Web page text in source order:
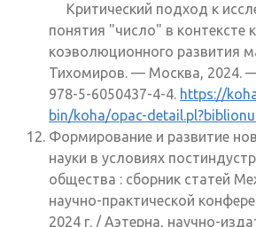
Критический подход к
понятия "число" в контексте
коэволюционного развития
Тихомиров. — Москва, 2024.
978-5-6050437-4-4. https://
bin/koha/opac-
Формирование и развитие
науки в условиях
общества : сборник статей
научно-практической
2024 г. / Аэтерна, научно-